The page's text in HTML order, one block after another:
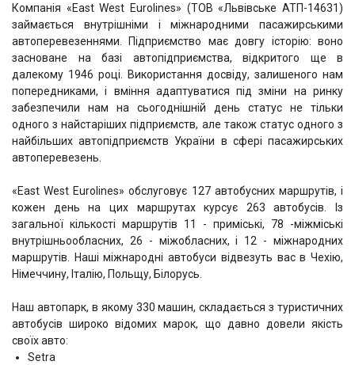
Компанія «East West Eurolines» (ТОВ «Львівське АТП-14631)
займається внутрішніми і міжнародними пасажирськими
автоперевезеннями. Підприємство має довгу історію: воно
засноване на базі автопідприємства, відкритого ще в
далекому 1946 році. Використання досвіду, залишеного нам
попередниками, і вміння адаптуватися під зміни на ринку
забезпечили нам на сьогоднішній день статус не тільки
одного з найстаріших підприємств, але також статус одного з
найбільших автопідприємств України в сфері пасажирських
автоперевезень.
«East West Eurolines» обслуговує 127 автобусних маршрутів, і
кожен день на цих маршрутах курсує 263 автобусів. Із
загальної кількості маршрутів 11 - приміські, 78 -міжміські
внутрішньообласних, 26 - міжобласних, і 12 - міжнародних
маршрутів. Наші міжнародні автобуси відвезуть вас в Чехію,
Німеччину, Італію, Польщу, Білорусь.
Наш автопарк, в якому 330 машин, складається з туристичних
автобусів широко відомих марок, що давно довели якість
своїх авто:
Setra